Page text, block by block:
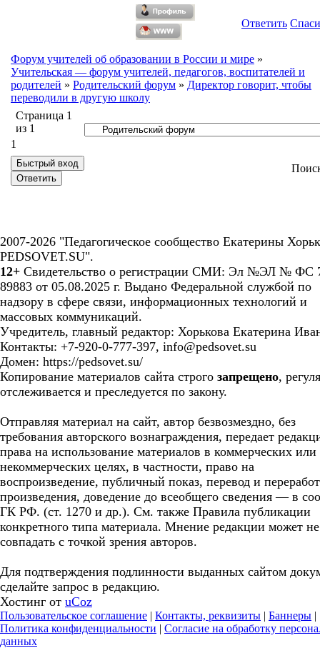
Ответить
Форум учителей об образовании в России и мире »
Учительская — форум учителей, педагогов, воспитателей и
родителей » Родительский форум » Директор говорит, чтобы
переводили в другую школу
Страница 1
из 1
1
2007-2026 "Педагогическое сообщество Екатерины
PEDSOVET.SU".
12+ Свидетельство о регистрации СМИ: Эл №ЭЛ № ФС
89883 от 05.08.2025 г. Выдано Федеральной службой по
надзору в сфере связи, информационных технологий и
массовых коммуникаций.
Учредитель, главный редактор: Хорькова Екатерина
Контакты: +7-920-0-777-397, info@pedsovet.su
Домен: https://pedsovet.su/
Копирование материалов сайта строго запрещено,
отслеживается и преследуется по закону.
Отправляя материал на сайт, автор безвозмездно, без
требования авторского вознаграждения, передает
права на использование материалов в коммерческих или
некоммерческих целях, в частности, право на
воспроизведение, публичный показ, перевод и
произведения, доведение до всеобщего сведения — в
ГК РФ. (ст. 1270 и др.). См. также Правила публикации
конкретного типа материала. Мнение редакции может не
совпадать с точкой зрения авторов.
Для подтверждения подлинности выданных сайтом
сделайте запрос в редакцию.
Хостинг от uCoz
Пользовательское соглашение | Контакты, реквизиты | Баннеры |
Политика конфиденциальности | Согласие на обработку
данных